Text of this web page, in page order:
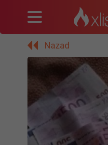
Nazad